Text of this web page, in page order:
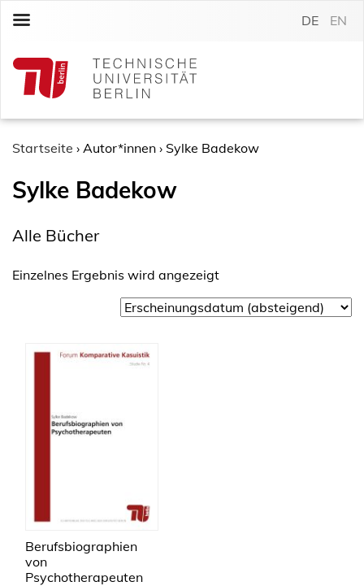
c
DE EN
Startseite › Autor*innen › Sylke Badekow
Sylke Badekow
Alle Bücher
Einzelnes Ergebnis wird angezeigt
Berufsbiographien
von
Psychotherapeuten